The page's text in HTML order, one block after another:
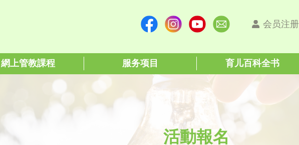
会员注册
網上管教課程 服务项目 育儿百科全书
活動報名